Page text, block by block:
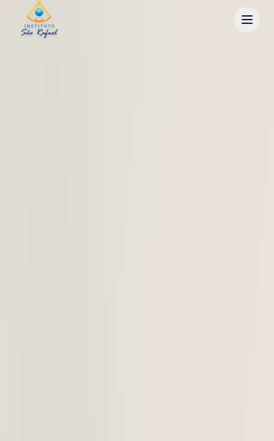
Ir para o conteúdo principal